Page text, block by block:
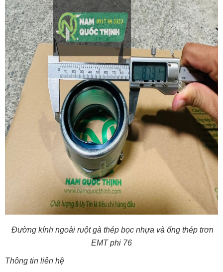
Đường kính ngoài ruột gà thép bọc nhựa và ống thép trơn
EMT phi 76
Thông tin liên hệ